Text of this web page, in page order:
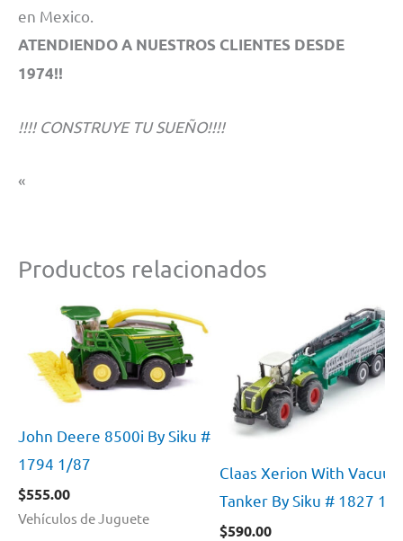
en Mexico.
ATENDIENDO A NUESTROS CLIENTES DESDE
1974!!
!!!! CONSTRUYE TU SUEÑO!!!!
«
Productos relacionados
John Deere 8500i By Siku #
1794 1/87
$555.00
Vehículos de Juguete
Claas Xerion With
Tanker By Siku # 1827
$590.00